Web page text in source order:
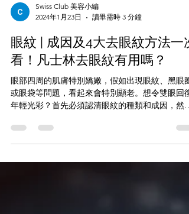
Swiss Club 美容小編
2024年1月23日
讀畢需時 3 分鐘
眼紋 | 成因及4大去眼紋方法一次
看！凡士林去眼紋有用嗎？
眼部四周的肌膚特別嬌嫩，假如出現眼紋、黑眼圈
或眼袋等問題，看起來會特別顯老。想令雙眼回復
年輕光彩？首先必須認清眼紋的種類和成因，然後
的種類和成因，並推介改善眼紋的方法，助您減淡
眼部細紋，瞬間逆齡。 眼紋種類...